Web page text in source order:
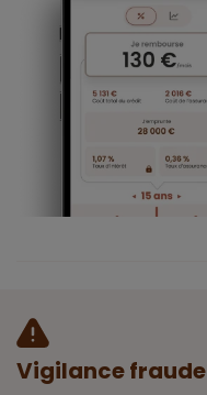
Vigilance fraude